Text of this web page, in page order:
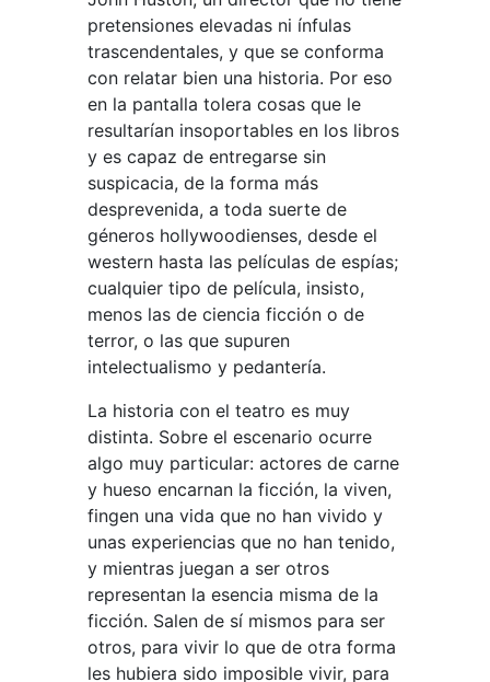
pretensiones elevadas ni ínfulas
trascendentales, y que se conforma
con relatar bien una historia. Por eso
en la pantalla tolera cosas que le
resultarían insoportables en los libros
y es capaz de entregarse sin
suspicacia, de la forma más
desprevenida, a toda suerte de
géneros hollywoodienses, desde el
western hasta las películas de espías;
cualquier tipo de película, insisto,
menos las de ciencia ficción o de
terror, o las que supuren
intelectualismo y pedantería.
La historia con el teatro es muy
distinta. Sobre el escenario ocurre
algo muy particular: actores de carne
y hueso encarnan la ficción, la viven,
fingen una vida que no han vivido y
unas experiencias que no han tenido,
y mientras juegan a ser otros
representan la esencia misma de la
ficción. Salen de sí mismos para ser
otros, para vivir lo que de otra forma
les hubiera sido imposible vivir, para